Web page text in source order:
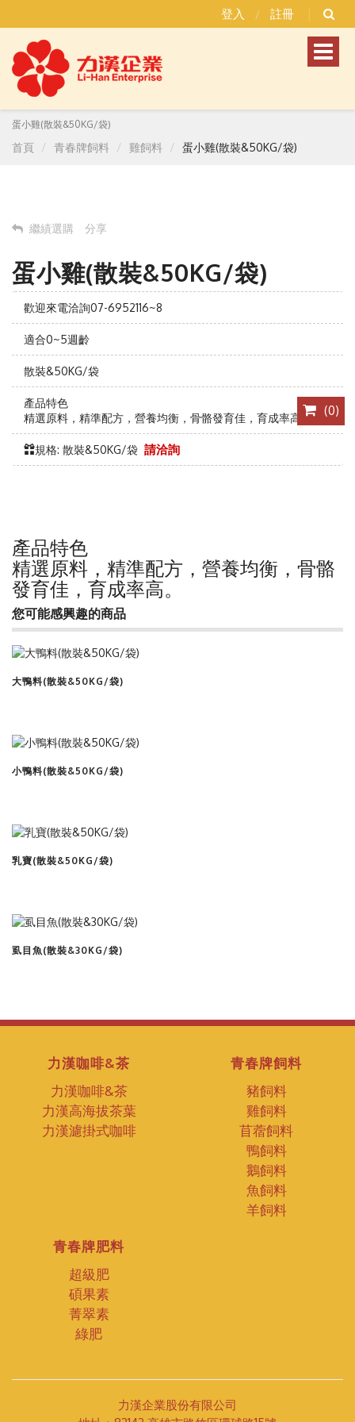
登入 / 註冊
(0)
蛋小雞(散裝&50KG/袋)
首頁 青春牌飼料 雞飼料 蛋小雞(散裝&50KG/袋)
繼績選購 分享
蛋小雞(散裝&50KG/袋)
歡迎來電洽詢07-6952116~8
適合0~5週齡
散裝&50KG/袋
產品特色
精選原料，精準配方，營養均衡，骨骼發育佳，育成率高。
規格: 散裝&50KG/袋 請洽詢
產品特色
精選原料，精準配方，營養均衡，骨骼
發育佳，育成率高。
您可能感興趣的商品
大鴨料(散裝&50KG/袋)
小鴨料(散裝&50KG/袋)
乳寶(散裝&50KG/袋)
虱目魚(散裝&30KG/袋)
力漢咖啡&茶
力漢咖啡&茶
力漢高海拔茶葉
力漢濾掛式咖啡
青春牌飼料
豬飼料
雞飼料
苜蓿飼料
鴨飼料
鵝飼料
魚飼料
羊飼料
青春牌肥料
超級肥
碩果素
菁翠素
綠肥
力漢企業股份有限公司